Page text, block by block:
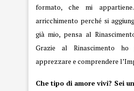
formato, che mi
arricchimento perché si
già mio, pensa al
Grazie al Rinascimento ho
apprezzare e comprendere
Che tipo di amore vivi? Sei